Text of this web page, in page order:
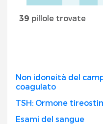
39 pillole trovate
Non idoneità del
coagulato
TSH: Ormone
Esami del sangue